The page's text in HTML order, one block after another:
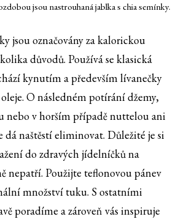
jsou nastrouhaná jablka s chia semínky.
jsou označovány za kalorickou
důvodů. Používá se klasická
kynutím a především lívanečky
O následném potírání džemy,
nebo v horším případě nuttelou ani
dá naštěstí eliminovat. Důležité je si
do zdravých jídelníčků na
nepatří. Použijte teflonovou pánev
množství tuku. S ostatními
poradíme a zároveň vás inspiruje